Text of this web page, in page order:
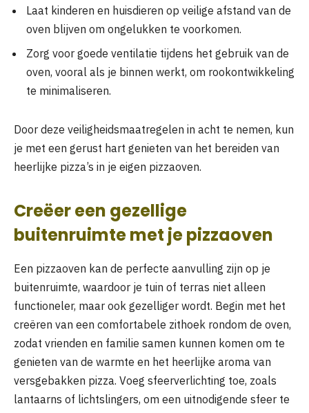
Laat kinderen en huisdieren op veilige afstand van de
oven blijven om ongelukken te voorkomen.
Zorg voor goede ventilatie tijdens het gebruik van de
oven, vooral als je binnen werkt, om rookontwikkeling
te minimaliseren.
Door deze veiligheidsmaatregelen in acht te nemen, kun
je met een gerust hart genieten van het bereiden van
heerlijke pizza’s in je eigen pizzaoven.
Creëer een gezellige
buitenruimte met je pizzaoven
Een pizzaoven kan de perfecte aanvulling zijn op je
buitenruimte, waardoor je tuin of terras niet alleen
functioneler, maar ook gezelliger wordt. Begin met het
creëren van een comfortabele zithoek rondom de oven,
zodat vrienden en familie samen kunnen komen om te
genieten van de warmte en het heerlijke aroma van
versgebakken pizza. Voeg sfeerverlichting toe, zoals
lantaarns of lichtslingers, om een uitnodigende sfeer te